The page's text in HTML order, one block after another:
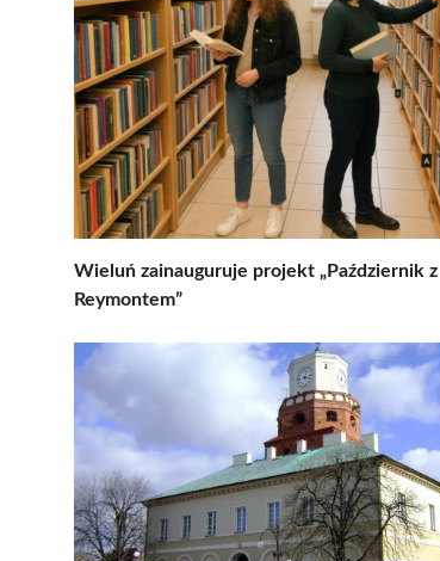
Wieluń zainauguruje projekt „Październik z
Reymontem”